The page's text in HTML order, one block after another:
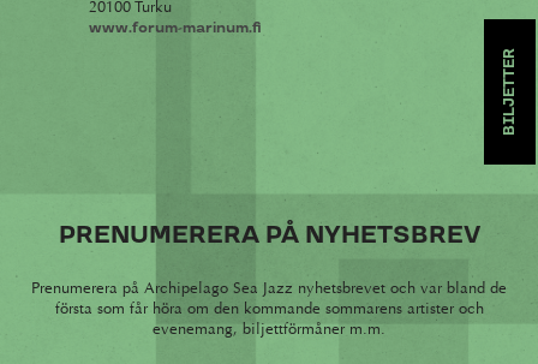
BILJETTER
20100 Turku
www.forum-marinum.fi
PRENUMERERA PÅ NYHETSBREV
Prenumerera på Archipelago Sea Jazz nyhetsbrevet och var bland de
första som får höra om den kommande sommarens artister och
evenemang, biljettförmåner m.m.